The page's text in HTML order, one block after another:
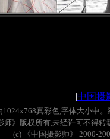
|中国摄
1024x768真彩色,字体大小中。
师》版权所有,未经许可不得转
(c)
《中国摄影师》 2000-200